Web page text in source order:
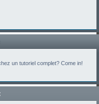
un tutoriel complet? Come in!